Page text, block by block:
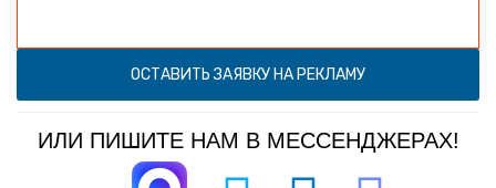
ОСТАВИТЬ ЗАЯВКУ НА РЕКЛАМУ
ИЛИ ПИШИТЕ НАМ В МЕССЕНДЖЕРАХ!